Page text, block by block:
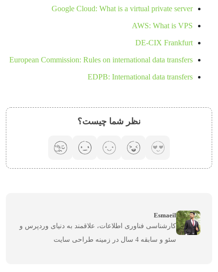
Google Cloud: What is a virtual private server
AWS: What is VPS
DE-CIX Frankfurt
European Commission: Rules on international data transfers
EDPB: International data transfers
نظر شما چیست؟
Esmaeil
کارشناسی فناوری اطلاعات، علاقمند به دنیای وردپرس و
سئو و سابقه 4 سال در زمینه طراحی سایت